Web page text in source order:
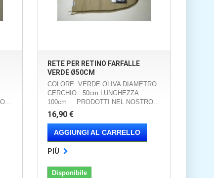
RETE PER RETINO FARFALLE
VERDE Ø50CM
COLORE: VERDE OLIVA DIAMETRO
CERCHIO : 50cm LUNGHEZZA :
100cm PRODOTTI NEL NOSTRO...
16,90 €
AGGIUNGI AL CARRELLO
PIÙ
Disponibile